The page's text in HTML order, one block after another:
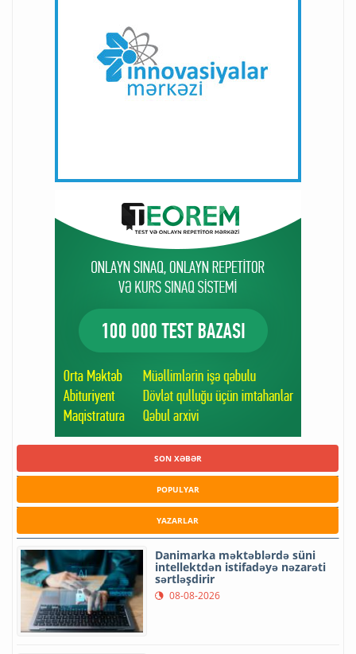
SON XƏBƏR
POPULYAR
YAZARLAR
Danimarka məktəblərdə süni
intellektdən istifadəyə nəzarəti
sərtləşdirir
08-08-2026